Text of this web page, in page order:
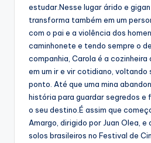
estudar.Nesse lugar árido e
transforma também em um
com o pai e a violência dos
caminhonete e tendo sempre o
companhia, Carola é a cozinheira
em um ir e vir cotidiano, voltando
ponto. Até que uma mina
história para guardar segredos
o seu destino.É assim que
Amargo, dirigido por Juan Olea,
solos brasileiros no Festival de